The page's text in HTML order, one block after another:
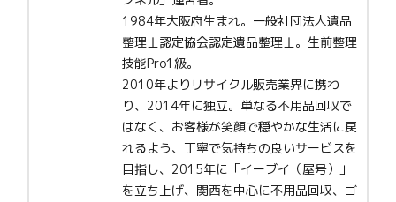
1984年大阪府生まれ。一般社団法人遺品
整理士認定協会認定遺品整理士。生前整理
技能Pro1級。
2010年よりリサイクル販売業界に携わ
り、2014年に独立。単なる不用品回収で
はなく、お客様が笑顔で穏やかな生活に戻
れるよう、丁寧で気持ちの良いサービスを
目指し、2015年に「イーブイ（屋号）」
を立ち上げ、関西を中心に不用品回収、ゴ